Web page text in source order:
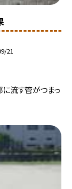
21
流す管がつまっ